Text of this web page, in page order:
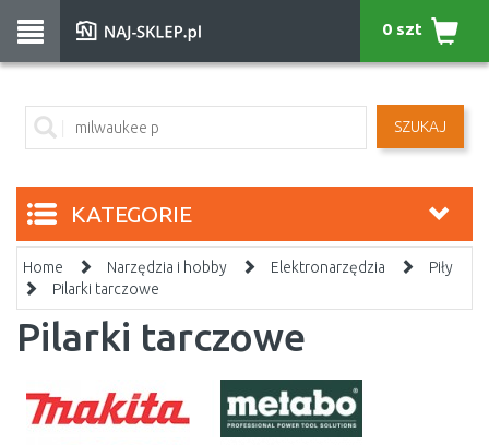
SZUKAJ
0 szt
KATEGORIE
Home Narzędzia i hobby Elektronarzędzia
Piły
Pilarki tarczowe
Pilarki tarczowe